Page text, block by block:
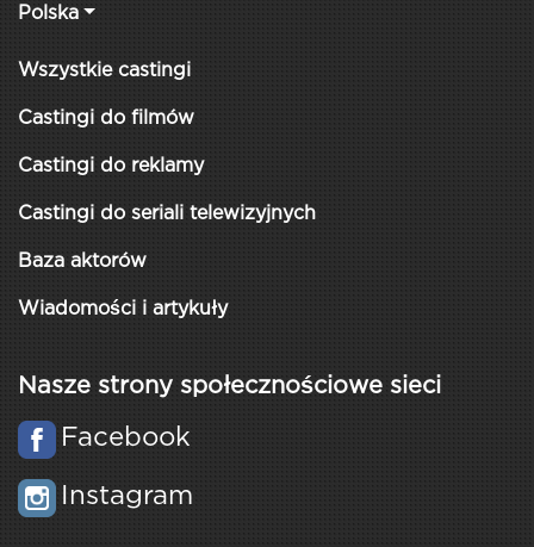
Polska
Wszystkie castingi
Castingi do filmów
Castingi do reklamy
Castingi do seriali telewizyjnych
Baza aktorów
Wiadomości i artykuły
Nasze strony społecznościowe sieci
Facebook
Instagram